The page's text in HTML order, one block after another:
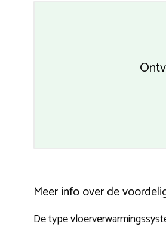
Meer info over de
De type